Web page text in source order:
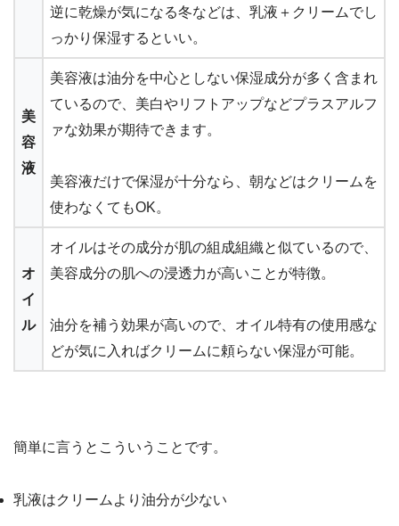
逆に乾燥が気になる冬などは、乳液＋クリームでし
っかり保湿するといい。
美
容
液
美容液は油分を中心としない保湿成分が多く含まれ
ているので、 美白やリフトアップなどプラスアルフ
ァな効果が期待できます。
美容液だけで保湿が十分なら、朝などはクリームを
使わなくてもOK。
オ
イ
ル
オイルはその成分が肌の組成組織と似ているので、
美容成分の肌への浸透力が高いことが特徴。
油分を補う効果が高いので、オイル特有の使用感な
どが気に入ればクリームに頼らない保湿が可能。
簡単に言うとこういうことです。
乳液はクリームより油分が少ない